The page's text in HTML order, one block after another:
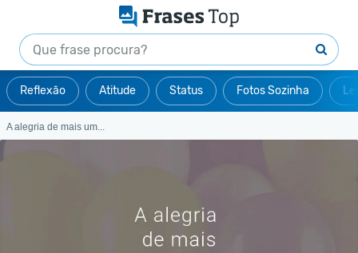
Reflexão Atitude Status Fotos Sozinha
A alegria de mais um...